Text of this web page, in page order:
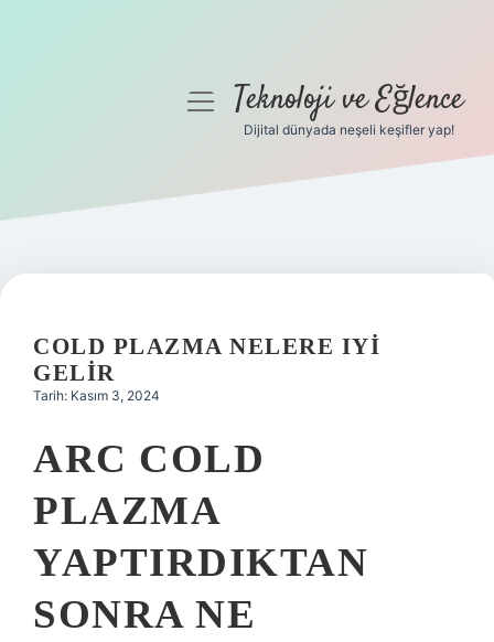
Gizlilik Politikası
Yasal Uyarı
menüyüTeknoloji ve Eğlence
Dijital dünyada neşeli keşifler yap!
COLD PLAZMA NELERE IYI
GELIR
Tarih: Kasım 3, 2024
ARC COLD
PLAZMA
YAPTIRDIKTAN
SONRA NE